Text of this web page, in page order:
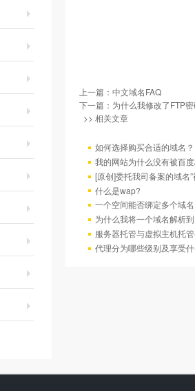
上一篇： 中文域名FAQ
下一篇： 为什么我修改了FTP
>> 相关文章
如何选择购买合适的域名？
我的网站为什么没有被百
[原创]委托我司备案的域名
什么是wap?
一个空间能否绑定多个域
为什么我将一个域名解析
服务器托管与虚拟主机托
代理分为哪些级别及享受